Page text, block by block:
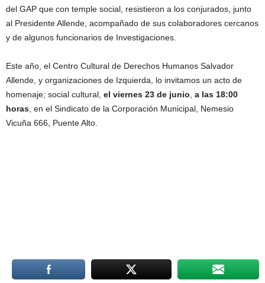
del GAP que con temple social, resistieron a los conjurados, junto
al Presidente Allende, acompañado de sus colaboradores cercanos
y de algunos funcionarios de Investigaciones.
Este año, el Centro Cultural de Derechos Humanos Salvador
Allende, y organizaciones de Izquierda, lo invitamos un acto de
homenaje; social cultural, el viernes 23 de junio a las 18:00
horas , en el Sindicato de la Corporación Municipal, Nemesio
Vicuña 666, Puente Alto.